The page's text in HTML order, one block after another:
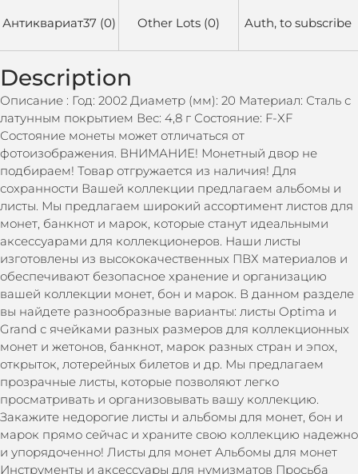
Антиквариат37 (0) Other Lots (0) Auth, to subscribe
Description
Описание : Год: 2002 Диаметр (мм): 20 Материал: Сталь с
латунным покрытием Вес: 4,8 г Состояние: F-XF
Состояние монеты может отличаться от
фотоизображения. ВНИМАНИЕ! Монетный двор не
подбираем! Товар отгружается из наличия! Для
сохранности Вашей коллекции предлагаем альбомы и
листы. Мы предлагаем широкий ассортимент листов для
монет, банкнот и марок, которые станут идеальными
аксессуарами для коллекционеров. Наши листы
изготовлены из высококачественных ПВХ материалов и
обеспечивают безопасное хранение и организацию
вашей коллекции монет, бон и марок. В данном разделе
вы найдете разнообразные варианты: листы Optima и
Grand с ячейками разных размеров для коллекционных
монет и жетонов, банкнот, марок разных стран и эпох,
открыток, лотерейных билетов и др. Мы предлагаем
прозрачные листы, которые позволяют легко
просматривать и организовывать вашу коллекцию.
Закажите недорогие листы и альбомы для монет, бон и
марок прямо сейчас и храните свою коллекцию надежно
и упорядоченно! Листы для монет Альбомы для монет
Инструменты и аксессуары для нумизматов Просьба